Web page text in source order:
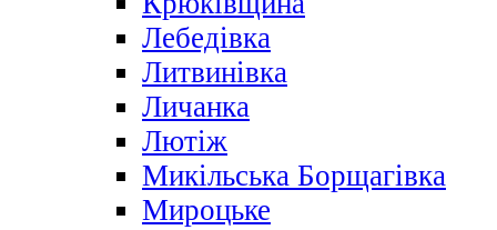
Лебедівка
Литвинівка
Личанка
Лютіж
Микільська Борщагівка
Мироцьке